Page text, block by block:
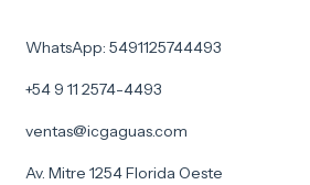
WhatsApp: 5491125744493
+54 9 11 2574-4493
ventas@icgaguas.com
Av. Mitre 1254 Florida Oeste